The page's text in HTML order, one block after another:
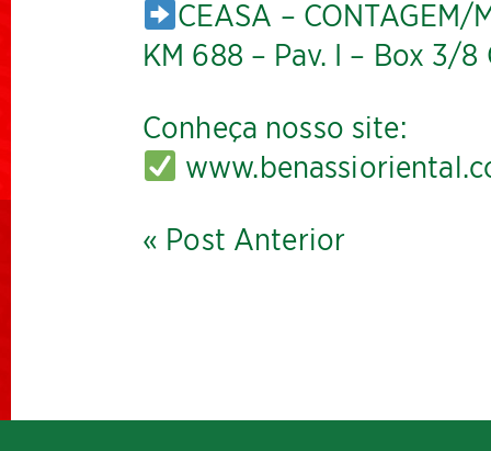
CEASA –
KM 688 – Pav. I – Box 3/
Conheça nosso site:
« Post Anterior